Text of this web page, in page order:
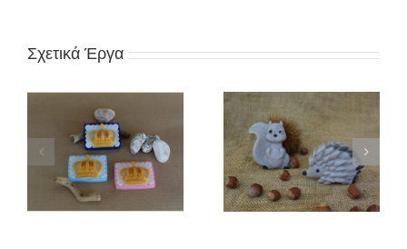
Σχετικά Έργα
Σαπούνι «Ζωάκια
δάσους»
Σαπούνι «Ουράνιο
τόξο»